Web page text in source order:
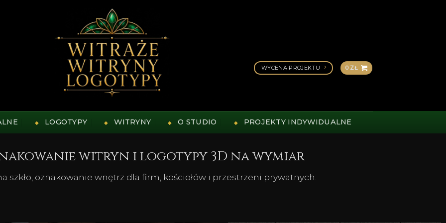
WYCENA PROJEKTU 0 ZŁ
LOGOTYPY WITRYNY O STUDIO PROJEKTY INDYWIDUALNE
witryn i logotypy 3D na wymiar
szkło, oznakowanie wnętrz dla firm, kościołów i przestrzeni prywatnych.